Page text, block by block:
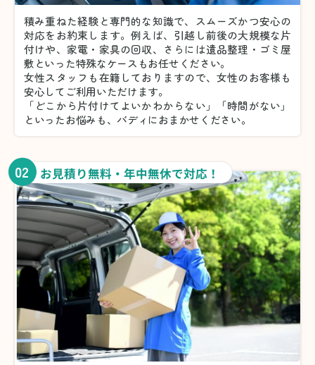
積み重ねた経験と専門的な知識で、スムーズかつ安心の
対応をお約束します。例えば、引越し前後の大規模な片
付けや、家電・家具の回収、さらには遺品整理・ゴミ屋
敷といった特殊なケースもお任せください。
女性スタッフも在籍しておりますので、女性のお客様も
安心してご利用いただけます。
「どこから片付けてよいかわからない」「時間がない」
といったお悩みも、バディにおまかせください。
02 お見積り無料・年中無休で対応！